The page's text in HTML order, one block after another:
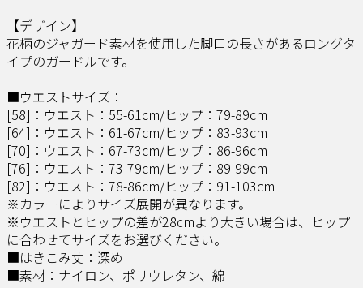
【デザイン】​
花柄のジャガード素材を使用した脚口の長さがあるロングタ
イプのガードルです。
■ウエストサイズ：
[58]：ウエスト：55-61cm/ヒップ：79-89cm
[64]：ウエスト：61-67cm/ヒップ：83-93cm
[70]：ウエスト：67-73cm/ヒップ：86-96cm
[76]：ウエスト：73-79cm/ヒップ：89-99cm
[82]：ウエスト：78-86cm/ヒップ：91-103cm
※カラーによりサイズ展開が異なります。
※ウエストとヒップの差が28cmより大きい場合は、ヒップ
に合わせてサイズをお選びください。
■はきこみ丈：深め
■素材：ナイロン、ポリウレタン、綿